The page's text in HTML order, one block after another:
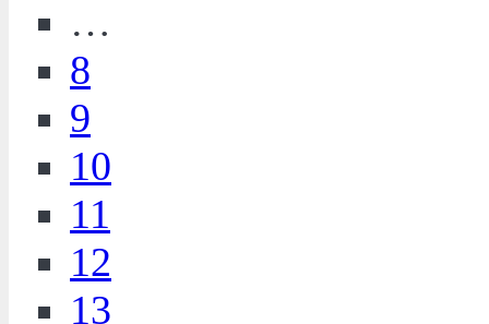
…
8
9
10
11
12
13